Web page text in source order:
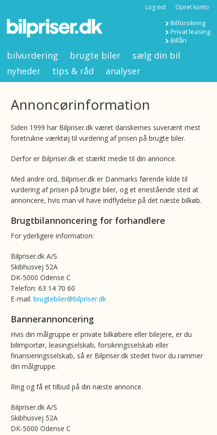
Log ind Opret konto
Bilforsikring
Privat leasing
Billån
bilvurdering brugte biler
sælg din bil
nyheder
tips & råd analyser
Annoncørinformation
Siden 1999 har Bilpriser.dk været danskernes suverænt mest
foretrukne værktøj til vurdering af prisen på brugte biler.
Derfor er Bilpriser.dk et stærkt medie til din annonce.
Med andre ord, Bilpriser.dk er Danmarks førende kilde til
vurdering af prisen på brugte biler, og et enestående sted at
annoncere, hvis man vil have indflydelse på det næste bilkøb.
Brugtbilannoncering for forhandlere
For yderligere information:
Bilpriser.dk A/S
Skibhusvej 52A
DK-5000 Odense C
Telefon: 63 14 70 60
E-mail:brugtebiler@bilpriser.dk
Bannerannoncering
Hvis din målgruppe er private bilkøbere eller bilejere, er du
bilimportør, leasingselskab, forsikringsselskab eller
finansieringsselskab, så er Bilpriser.dk stedet hvor du rammer
din målgruppe.
Ring og få et tilbud på din næste annonce.
Bilpriser.dk A/S
Skibhusvej 52A
DK-5000 Odense C